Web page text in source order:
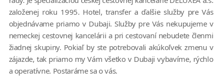
založenej roku 1995. Hotel, transfer a ďalšie služby pre Vás
objednávame priamo v Dubaji. Služby pre Vás nekupujeme v
nemeckej cestovnej kancelárii a pri cestovaní nebudete členmi
žiadnej skupiny. Pokiaľ by ste potrebovali akúkoľvek zmenu v
zájazde, tak priamo my Vám všetko v Dubaji vybavíme, rýchlo
a operatívne. Postaráme sa o vás.